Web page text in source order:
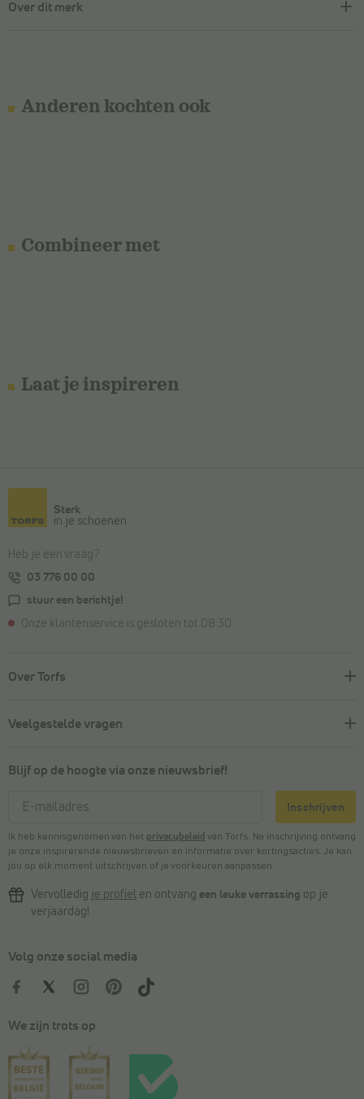
Over dit merk
Anderen kochten ook
Combineer met
Laat je inspireren
Sterk
in je schoenen
Heb je een vraag?
03 776 00 00
stuur een berichtje!
Onze klantenservice is gesloten tot 08:30
Over Torfs
Veelgestelde vragen
Blijf op de hoogte via onze nieuwsbrief!
Inschrijven
Ik heb kennisgenomen van het privacybeleid van Torfs. Na inschrijving ontvang
je onze inspirerende nieuwsbrieven en informatie over kortingsacties. Je kan
jou op elk moment uitschrijven of je voorkeuren aanpassen.
Vervolledig je profiel en ontvang een leuke verrassing op je
verjaardag!
Volg onze social media
We zijn trots op